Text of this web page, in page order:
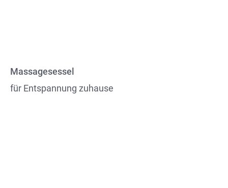
Massagesessel
für Entspannung zuhause